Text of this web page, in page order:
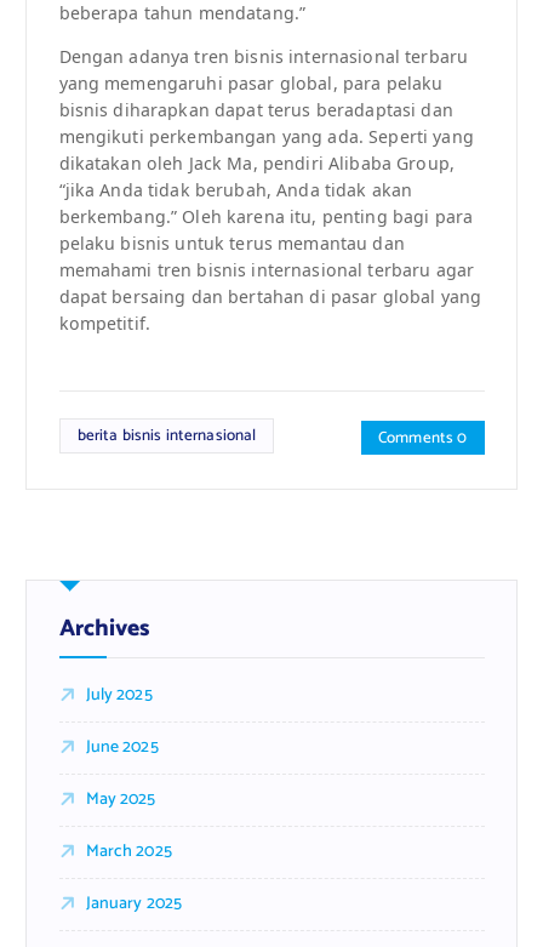
beberapa tahun mendatang.”
Dengan adanya tren bisnis internasional terbaru
yang memengaruhi pasar global, para pelaku
bisnis diharapkan dapat terus beradaptasi dan
mengikuti perkembangan yang ada. Seperti yang
dikatakan oleh Jack Ma, pendiri Alibaba Group,
“jika Anda tidak berubah, Anda tidak akan
berkembang.” Oleh karena itu, penting bagi para
pelaku bisnis untuk terus memantau dan
memahami tren bisnis internasional terbaru agar
dapat bersaing dan bertahan di pasar global yang
kompetitif.
berita bisnis internasional Comments 0
Archives
July 2025
June 2025
May 2025
March 2025
January 2025